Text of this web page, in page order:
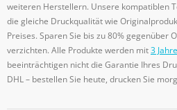
weiteren Herstellern. Unsere kompatiblen
die gleiche Druckqualität wie
Preises. Sparen Sie bis zu 80% gegenüber
verzichten. Alle Produkte werden mit3
beeinträchtigen nicht die Garantie Ihres
DHL – bestellen Sie heute, drucken Sie